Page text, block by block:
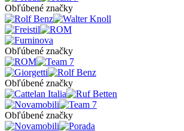
Obľúbené značky
Obľúbené značky
Obľúbené značky
Obľúbené značky